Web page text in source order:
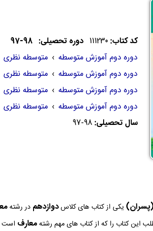
کد کتاب: 111230 دوره تحصیلی: 98-97
دوره دوم آموزش متوسطه › متوسطه نظری
دوره دوم آموزش متوسطه › متوسطه نظری
دوره دوم آموزش متوسطه › متوسطه نظری
دوره دوم آموزش متوسطه › متوسطه نظری
سال تحصیلی:97-98
یکی از کتاب های کلاسدوازدهم در رشته
این کتاب را که از کتاب های مهم رشتهمعارف است